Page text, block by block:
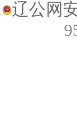
辽公网